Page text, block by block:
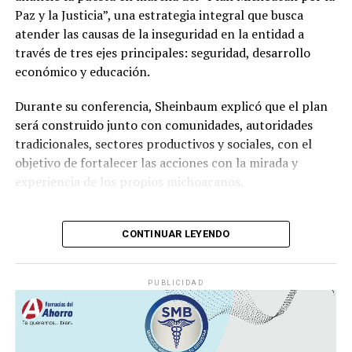
en el país, la presunta triangulación de recursos hacia
propiedades y cuentas personales.
La fortuna inmobiliaria del cacique sindical
se habían descubierto seis propiedades a nombre del
líder sindical; sin embargo, al ampliar la búsqueda en
registros públicos, documentos notariales e información
del Servicio de Administración Tributaria (SAT), se
Se trata de un esquema de adquisición inmobiliaria bien
establecido por el Clan Zayún que les permitió amasar
una fortuna de más de 300 millones: las primeras seis
propiedades detectadas con un valor superior a los 70
millones de pesos y las cuatro encontradas
recientemente por más de 200 millones de pesos.
Paz y la Justicia”, una estrategia integral que busca
atender las causas de la inseguridad en la entidad a
través de tres ejes principales: seguridad, desarrollo
económico y educación.
Durante su conferencia, Sheinbaum explicó que el plan
será construido junto con comunidades, autoridades
tradicionales, sectores productivos y sociales, con el
objetivo de fortalecer las acciones con la mirada y
experiencia de los propios michoacanos.
“Vamos a escuchar a las
comunidades, a las
autoridades tradicionales, a
las iglesias y a los sectores
productivos y sociales para
CONTINUAR LEYENDO
PUBLICIDAD